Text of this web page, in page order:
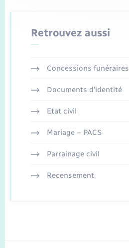
Retrouvez aussi
Concessions funéraires
Documents d’identité
Etat civil
Mariage – PACS
Parrainage civil
Recensement